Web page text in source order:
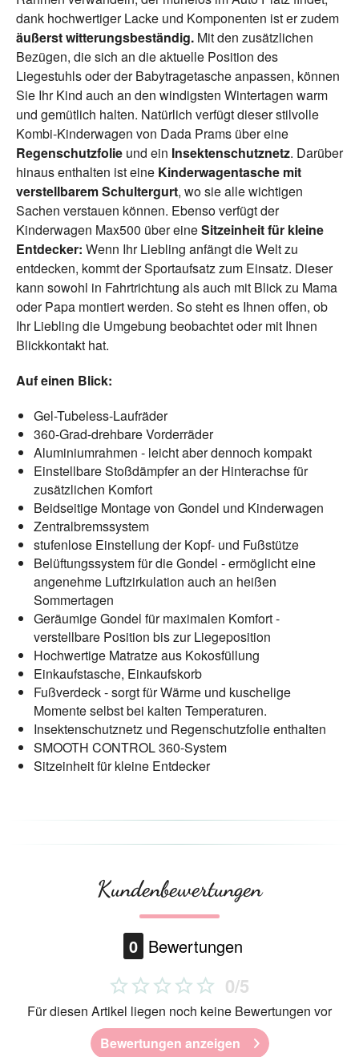
dank hochwertiger Lacke und Komponenten ist er zudem
äußerst witterungsbeständig. Mit den zusätzlichen
Bezügen, die sich an die aktuelle Position des
Liegestuhls oder der Babytragetasche anpassen, können
Sie Ihr Kind auch an den windigsten Wintertagen warm
und gemütlich halten. Natürlich verfügt dieser stilvolle
Kombi-Kinderwagen von Dada Prams über eine
Regenschutzfolie und ein Insektenschutznetz. Darüber
hinaus enthalten ist eine Kinderwagentasche mit
verstellbarem Schultergurt, wo sie alle wichtigen
Sachen verstauen können. Ebenso verfügt der
Kinderwagen Max500 über eineSitzeinheit für kleine
Entdecker: Wenn Ihr Liebling anfängt die Welt zu
entdecken, kommt der Sportaufsatz zum Einsatz. Dieser
kann sowohl in Fahrtrichtung als auch mit Blick zu Mama
oder Papa montiert werden. So steht es Ihnen offen, ob
Ihr Liebling die Umgebung beobachtet oder mit Ihnen
Blickkontakt hat.
Auf einen Blick:
Gel-Tubeless-Laufräder
360-Grad-drehbare Vorderräder
Aluminiumrahmen - leicht aber dennoch kompakt
Einstellbare Stoßdämpfer an der Hinterachse für
zusätzlichen Komfort
Beidseitige Montage von Gondel und Kinderwagen
Zentralbremssystem
stufenlose Einstellung der Kopf- und Fußstütze
Belüftungssystem für die Gondel - ermöglicht eine
angenehme Luftzirkulation auch an heißen
Sommertagen
Geräumige Gondel für maximalen Komfort -
verstellbare Position bis zur Liegeposition
Hochwertige Matratze aus Kokosfüllung
Einkaufstasche, Einkaufskorb
Fußverdeck - sorgt für Wärme und kuschelige
Momente selbst bei kalten Temperaturen.
Insektenschutznetz und Regenschutzfolie enthalten
SMOOTH CONTROL 360-System
Sitzeinheit für kleine Entdecker
Kundenbewertungen
0 Bewertungen
0/5
Für diesen Artikel liegen noch keine Bewertungen vor
Bewertungen anzeigen